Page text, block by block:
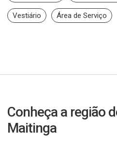
Vestiário Área de Serviço
Conheça a região
Maitinga